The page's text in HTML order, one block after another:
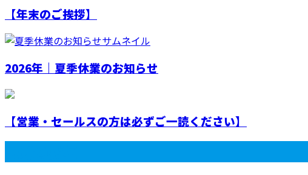
【年末のご挨拶】
2026年｜夏季休業のお知らせ
【営業・セールスの方は必ずご一読ください】